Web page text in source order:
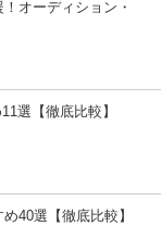
オーディション・
選【徹底比較】
40選【徹底比較】